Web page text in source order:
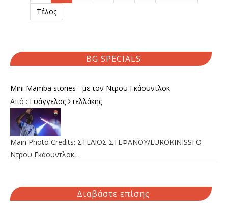
Τέλος
BG SPECIALS
Mini Mamba stories - με τον Ντρου Γκάουντλοκ
Από : Ευάγγελος Στελλάκης
Main Photo Credits: ΣΤΕΛΙΟΣ ΣΤΕΦΑΝΟΥ/EUROKINISSI Ο
Ντρου Γκάουντλοκ…
Διαβάστε επίσης